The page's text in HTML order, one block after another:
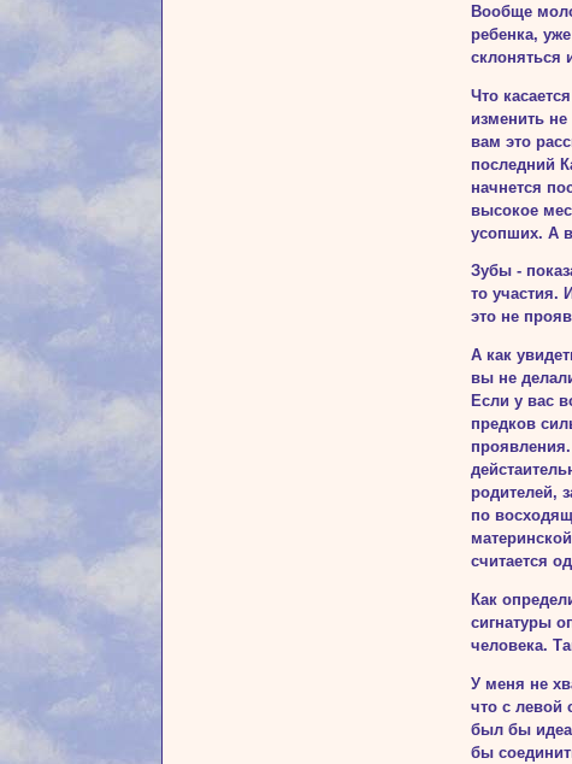
Вообще
ребенка,
склоняться
Что
изменить
вам это
последний
начнется
высокое
усопших. А
Зубы -
то участия.
это не
А как
вы не
Если у вас
предков
родителей,
по
счи­тается
Как
сигнатуры
человека.
У меня не
что с левой
был бы
бы